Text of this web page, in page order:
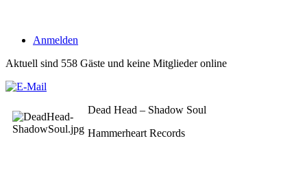
Anmelden
Aktuell sind 558 Gäste und keine Mitglieder online
Dead Head – Shadow Soul
Hammerheart Records